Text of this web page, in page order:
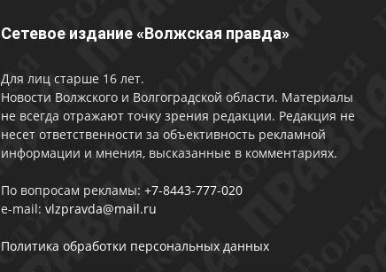
Сетевое издание «Волжская правда»
Для лиц старше 16 лет.
Новости Волжского и Волгоградской области. Материалы
не всегда отражают точку зрения редакции. Редакция не
несет ответственности за объективность рекламной
информации и мнения, высказанные в комментариях.
По вопросам рекламы: +7-8443-777-020
e-mail: vlzpravda@mail.ru
Политика обработки персональных данных